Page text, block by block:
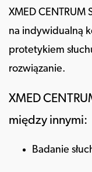
XMED CENTRUM
na indywidualną
protetykiem
rozwiązanie.
XMED
między innymi:
Badanie